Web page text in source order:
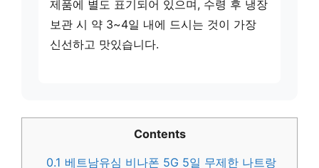
제품에 별도 표기되어 있으며, 수령 후 냉장
보관 시 약 3~4일 내에 드시는 것이 가장
신선하고 맛있습니다.
Contents
0.1 베트남유심 비나폰 5G 5일 무제한 나트랑